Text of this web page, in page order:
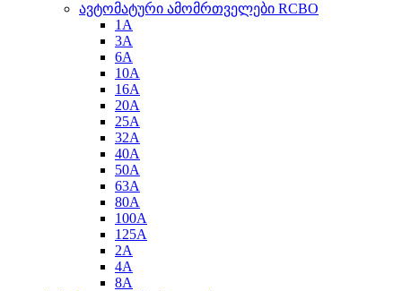
ავტომატური ამომრთველები RCBO
1A
3A
6A
10A
16A
20A
25A
32A
40A
50A
63A
80A
100A
125A
2A
4A
8A